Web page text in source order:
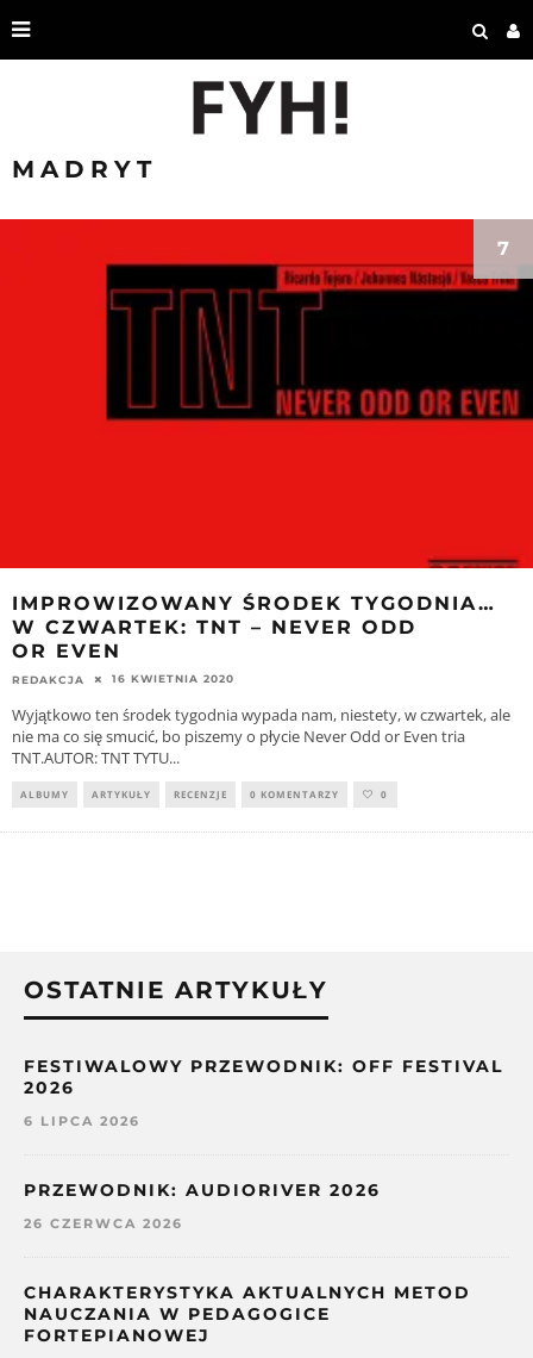
MADRYT
7
IMPROWIZOWANY ŚRODEK TYGODNIA…
W CZWARTEK: TNT – NEVER ODD
OR EVEN
REDAKCJA 16 KWIETNIA 2020
Wyjątkowo ten środek tygodnia wypada nam, niestety, w czwartek, ale
nie ma co się smucić, bo piszemy o płycie Never Odd or Even tria
TNT.AUTOR: TNT TYTU...
ALBUMY ARTYKUŁY RECENZJE 0 KOMENTARZY 0
OSTATNIE ARTYKUŁY
FESTIWALOWY PRZEWODNIK: OFF FESTIVAL
2026
6 LIPCA 2026
PRZEWODNIK: AUDIORIVER 2026
26 CZERWCA 2026
CHARAKTERYSTYKA AKTUALNYCH METOD
NAUCZANIA W PEDAGOGICE
FORTEPIANOWEJ